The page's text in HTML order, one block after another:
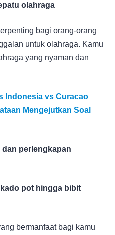
olahraga
bagi orang-orang
untuk olahraga. Kamu
yang nyaman dan
Indonesia vs Curacao
Mengejutkan Soal
dan perlengkapan
pot hingga bibit
bermanfaat bagi kamu